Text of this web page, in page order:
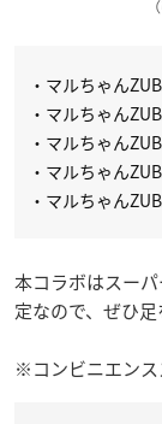
・マルちゃん
・マルちゃん
・マルちゃん
・マルちゃん
・マルちゃん
本コラボはスー
定なので、ぜひ足
※コンビニエンス